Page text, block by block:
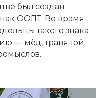
был создан
ООПТ. Во время
такого знака
— мёд, травяной